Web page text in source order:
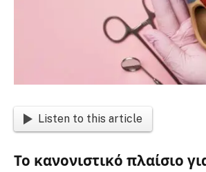
Listen to this article
Το κανονιστικό πλαίσιο